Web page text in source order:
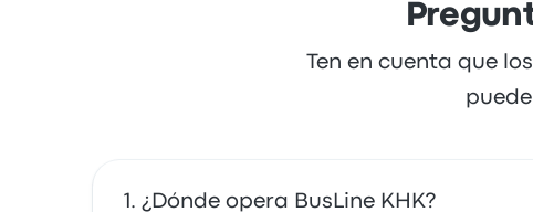
Ten en cuenta que
¿Dónde opera BusLine KHK?